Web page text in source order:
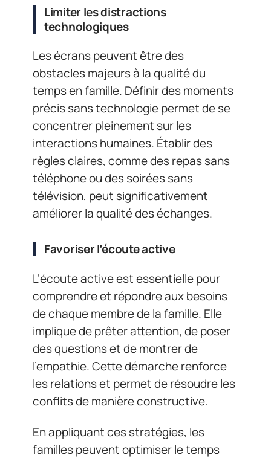
Limiter les distractions
technologiques
Les écrans peuvent être des
obstacles majeurs à la qualité du
temps en famille. Définir des moments
précis sans technologie permet de se
concentrer pleinement sur les
interactions humaines. Établir des
règles claires, comme des repas sans
téléphone ou des soirées sans
télévision, peut significativement
améliorer la qualité des échanges.
Favoriser l’écoute active
L’écoute active est essentielle pour
comprendre et répondre aux besoins
de chaque membre de la famille. Elle
implique de prêter attention, de poser
des questions et de montrer de
l’empathie. Cette démarche renforce
les relations et permet de résoudre les
conflits de manière constructive.
En appliquant ces stratégies, les
familles peuvent optimiser le temps